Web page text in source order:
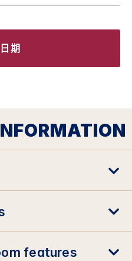
日期
features